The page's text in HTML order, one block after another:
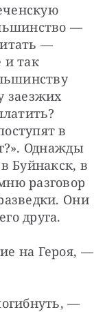
—
—
и так
заезжих
в
Однажды
Буйнакск, в
разговор
Они
друга.
на Героя, —
—